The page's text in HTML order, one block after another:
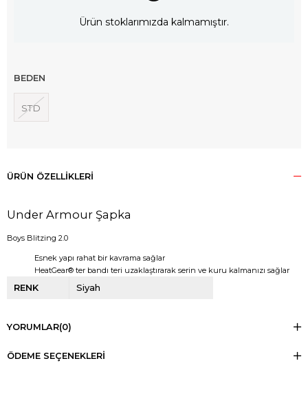
Ürün stoklarımızda kalmamıştır.
BEDEN
STD
ÜRÜN ÖZELLIKLERI
Under Armour Şapka
Boys Blitzing 2.0
Esnek yapı rahat bir kavrama sağlar
HeatGear® ter bandı teri uzaklaştırarak serin ve kuru kalmanızı sağlar
RENK Siyah
YORUMLAR(0)
ÖDEME SEÇENEKLERI